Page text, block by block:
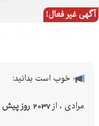
آگهی غیر فعال!
خوب است بدانید:
مرادی ، از2037 روز پیش